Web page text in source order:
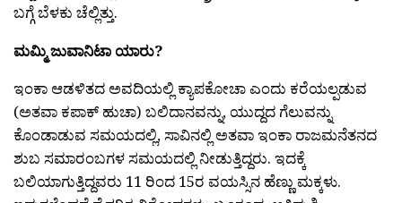
ಬಗ್ಗೆ ಬೆಳಕು ಚೆಲ್ಲಿತ್ತು.
ಮಮ್ಮಿ ಜುವಾನಿಟಾ ಯಾರು?
ಇಂಕಾ ಆಡಳಿತದ ಅವದಿಯಲ್ಲಿ ಕ್ಯಾಪಕೋಚಾ ಎಂದು ಕರೆಯಲ್ಪಡುವ
(ಅತವಾ ಕಪಾಕ್ ಹುಚಾ) ಬಲಿದಾನವನ್ನು, ಯುದ್ದದ ಗೆಲುವನ್ನು
ಕೊಂಡಾಡುವ ಸಮಯದಲ್ಲಿ, ಸಾವಿನಲ್ಲಿ ಅತವಾ ಇಂಕಾ ರಾಜಮನೆತನದ
ಶುಬ ಸಮಾರಂಬಗಳ ಸಮಯದಲ್ಲಿ ನೀಡುತ್ತಿದ್ದರು. ಇದಕ್ಕೆ
ಬಲಿಯಾಗುತ್ತಿದ್ದವರು 11 ರಿಂದ 15ರ ವಯಸ್ಸಿನ ಹೆಣ್ಣು ಮಕ್ಕಳು.